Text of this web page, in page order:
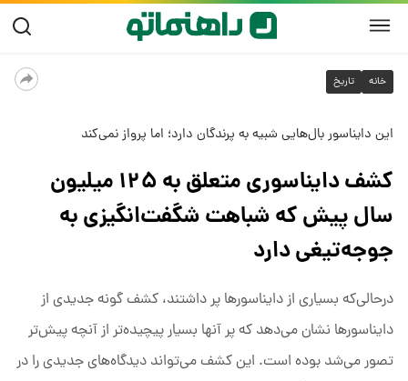
خانه تاریخ
این دایناسور بال‌هایی شبیه به پرندگان دارد؛ اما پرواز نمی‌کند
کشف دایناسوری متعلق به ۱۲۵ میلیون
سال پیش که شباهت شگفت‌انگیزی به
جوجه‌تیغی دارد
درحالی‌که بسیاری از دایناسورها پر داشتند، کشف گونه جدیدی از
دایناسورها نشان می‌دهد که پر آنها بسیار پیچیده‌تر از آنچه پیش‌تر
تصور می‌شد بوده است. این کشف می‌تواند دیدگاه‌های جدیدی را در